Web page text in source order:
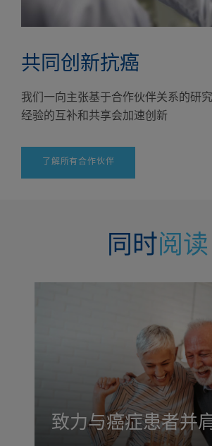
共同创新抗癌
我们一向主张基于合作伙伴关系的研
经验的互补和共享会加速创新
了解所有合作伙伴
同时 阅读
致力与癌症患者并